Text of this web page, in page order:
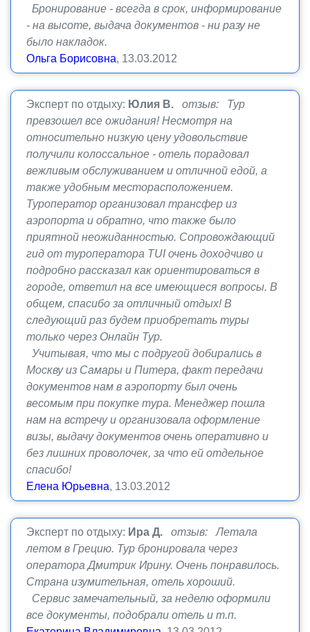
Бронирование - всегда в срок, информирование
- на высоте, выдача документов - ни разу не
было накладок.
Ольга Борисовна, 13.03.2012
Эксперт по отдыху: Юлия В.
отзыв: Тур
превзошел все ожидания! Несмотря на
относительно низкую цену удовольствие
получили колоссальное - отель порадовал
вежливым обслуживанием и отличной едой, а
также удобным месторасположением.
Туроператор организовал трансфер из
аэропорта и обратно, что также было
приятной неожиданностью. Сопровождающий
гид от туроператора TUI очень доходчиво и
подробно рассказал как ориентироваться в
городе, ответил на все имеющиеся вопросы. В
общем, спасибо за отличный отдых! В
следующий раз будем приобретать туры
только через Онлайн Тур.
Учитывая, что мы с подругой добирались в
Москву из Самары и Питера, факт передачи
документов нам в аэропорту был очень
весомым при покупке тура. Менеджер пошла
нам на встречу и организовала оформление
визы, выдачу документов очень оперативно и
без лишних проволочек, за что ей отдельное
спасибо!
Елена Юрьевна, 13.03.2012
Эксперт по отдыху: Ира Д.
отзыв: Летала
летом в Грецию. Тур бронировала через
оператора Дмитрик Ирину. Очень понравилось.
Страна изумительная, отель хороший.
Сервис замечательный, за неделю оформили
все документы, подобрали отель и т.п.